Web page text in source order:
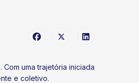
uma trajetória iniciada
e coletivo.